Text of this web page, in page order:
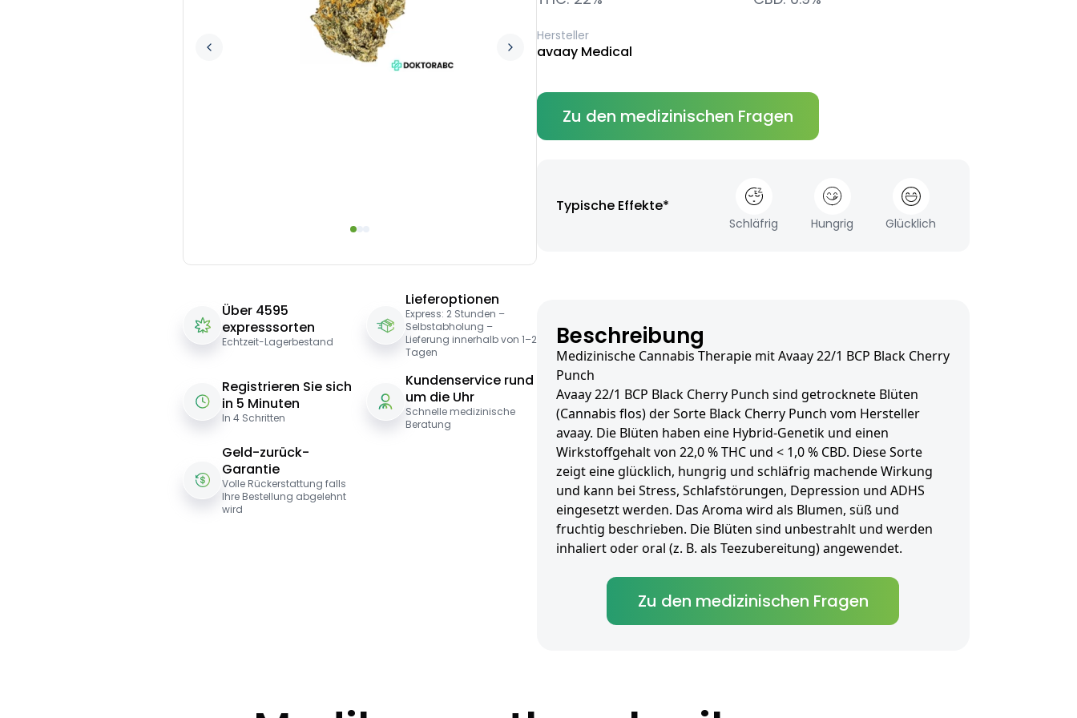
Über 4595
expresssorten
Echtzeit-Lagerbestand
Lieferoptionen
Express: 2 Stunden –
Selbstabholung –
Lieferung innerhalb von 1–2
Tagen
Registrieren Sie sich
in 5 Minuten
In 4 Schritten
Kundenservice rund
um die Uhr
Schnelle medizinische
Beratung
Geld-zurück-
Garantie
Volle Rückerstattung falls
Ihre Bestellung abgelehnt
wird
Hersteller
avaay Medical
Zu den medizinischen Fragen
Typische Effekte*
Schläfrig Hungrig Glücklich
Beschreibung
Medizinische Cannabis Therapie mit Avaay 22/1 BCP Black Cherry
Punch
Avaay 22/1 BCP Black Cherry Punch sind getrocknete Blüten
(Cannabis flos) der Sorte Black Cherry Punch vom Hersteller
avaay. Die Blüten haben eine Hybrid-Genetik und einen
Wirkstoffgehalt von 22,0 % THC und < 1,0 % CBD. Diese Sorte
zeigt eine glücklich, hungrig und schläfrig machende Wirkung
und kann bei Stress, Schlafstörungen, Depression und ADHS
eingesetzt werden. Das Aroma wird als Blumen, süß und
fruchtig beschrieben. Die Blüten sind unbestrahlt und werden
inhaliert oder oral (z. B. als Teezubereitung) angewendet.
Zu den medizinischen Fragen